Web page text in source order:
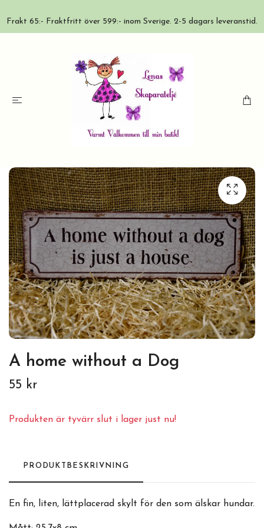
Frakt 65:- Fraktfritt över 599:- inom Sverige. 2-5 dagars leveranstid.
A home without a Dog
55 kr
Produkten är tyvärr slut i lager just nu!
PRODUKTBESKRIVNING
En fin, liten, lättplacerad skylt för den som älskar hundar.